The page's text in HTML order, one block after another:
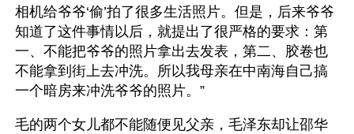
相机给爷爷‘偷’拍了很多生活照片。但是，后来爷爷
知道了这件事情以后，就提出了很严格的要求：第
一、不能把爷爷的照片拿出去发表，第二、胶卷也
不能拿到街上去冲洗。所以我母亲在中南海自己搞
一个暗房来冲洗爷爷的照片。”
毛的两个女儿都不能随便见父亲，毛泽东却让邵华